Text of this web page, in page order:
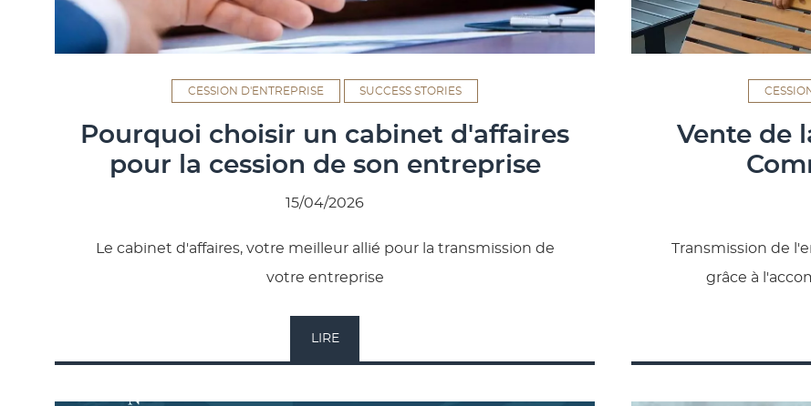
CESSION D'ENTREPRISE SUCCESS STORIES
Pourquoi choisir un cabinet d'affaires
pour la cession de son entreprise
15/04/2026
Le cabinet d'affaires, votre meilleur allié pour la transmission de
votre entreprise
LIRE
Vente de
Transmission de
grâce à